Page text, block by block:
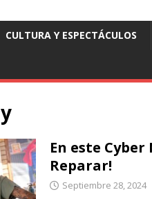
CULTURA Y ESPECTÁCULOS
En este Cyber
Reparar!
Septiembre 28, 2024